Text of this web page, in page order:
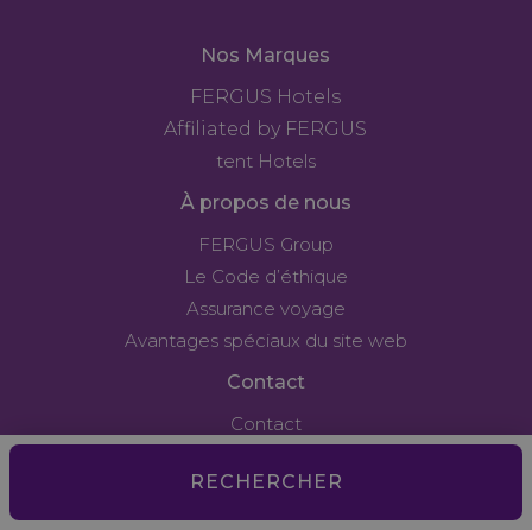
RECHERCHER
Nos Marques
FERGUS Hotels
Affiliated by FERGUS
tent Hotels
À propos de nous
FERGUS Group
Le Code d’éthique
Assurance voyage
Avantages spéciaux du site web
Contact
Contact
Rejoignez l'équipe